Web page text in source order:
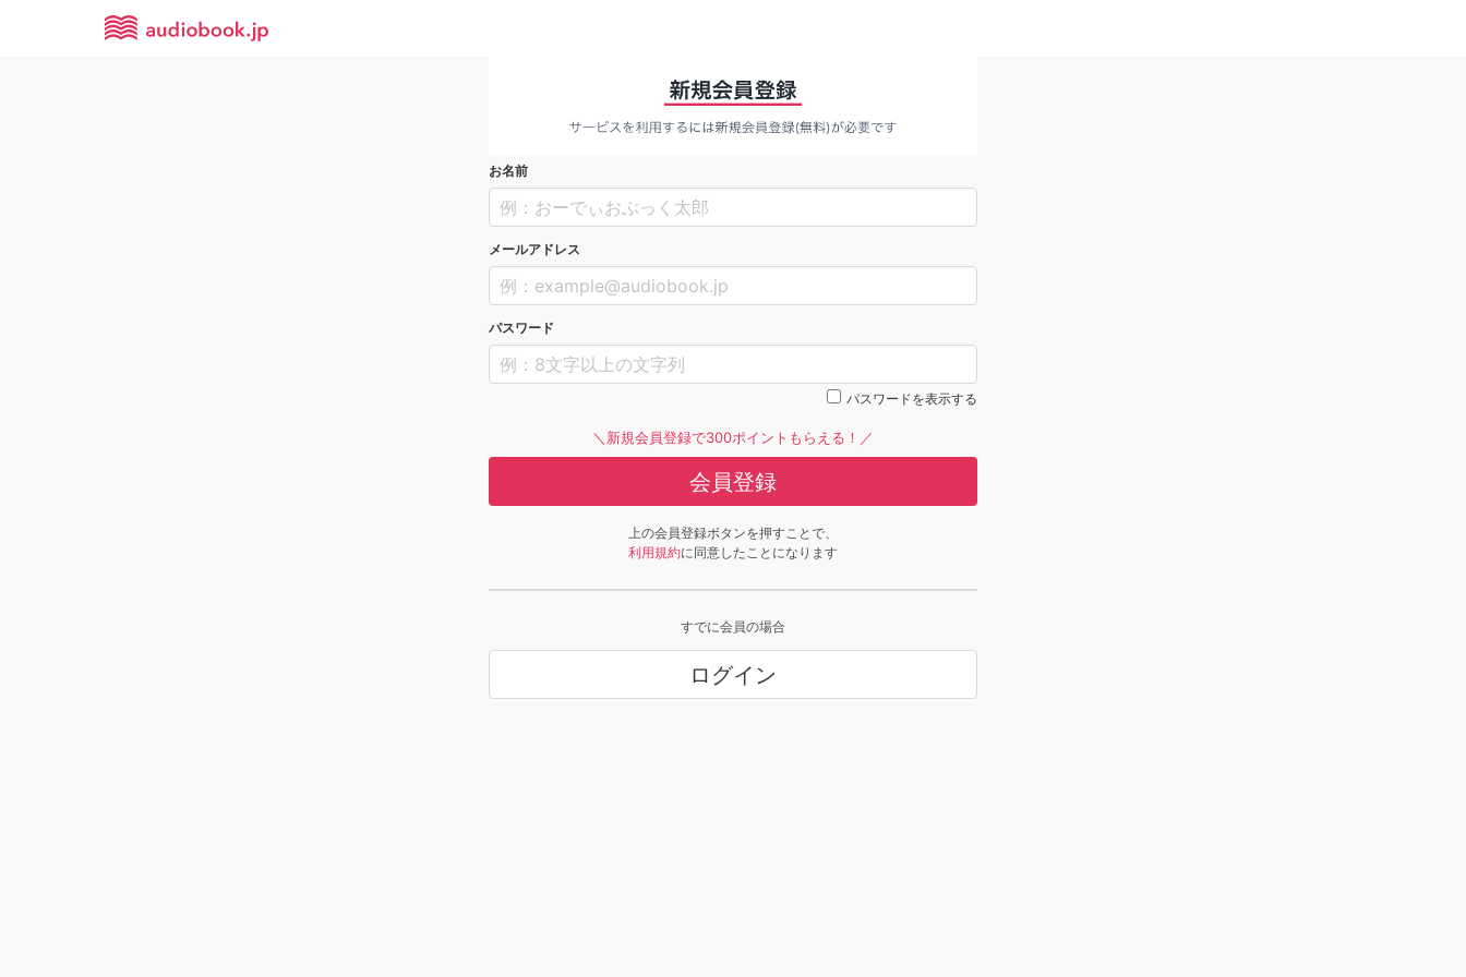
お名前
メールアドレス
パスワード
パスワードを表示する
＼新規会員登録で300ポイントもらえる！／
会員登録
上の会員登録ボタンを押すことで、
利用規約に同意したことになります
すでに会員の場合
ログイン